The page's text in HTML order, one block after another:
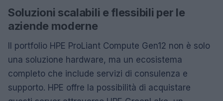
Soluzioni scalabili e flessibili per le
aziende moderne
Il portfolio HPE ProLiant Compute Gen12 non è solo
una soluzione hardware, ma un ecosistema
completo che include servizi di consulenza e
supporto. HPE offre la possibilità di acquistare